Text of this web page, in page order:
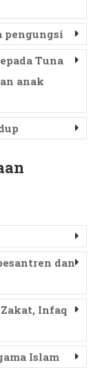
pengungsi
Tuna
anak
dan
Infaq
Islam